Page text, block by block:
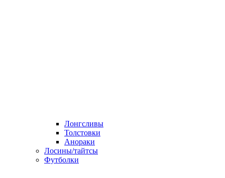
Лонгсливы
Толстовки
Анораки
Лосины/тайтсы
Футболки